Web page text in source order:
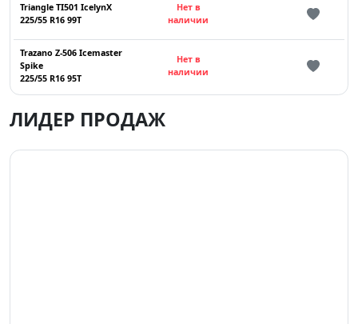
Triangle TI501 IcelynX
225/55 R16 99T
Нет в
наличии
Trazano Z-506 Icemaster
Spike
225/55 R16 95T
Нет в
наличии
ЛИДЕР ПРОДАЖ